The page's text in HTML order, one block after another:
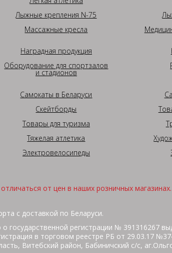
Лыжные крепления N-75
Массажные кресла
Наградная продукция
Оборудование для спортзалов
и стадионов
Самокаты в Беларуси
Скейтборды
Товары для туризма
Тяжелая атлетика
Электровелосипеды
от цен в наших розничных магазинах.
с доставкой по Беларуси.
государственной регистрации № 391316267
в торговом реестре РБ от 29.03.17
Витебский район, Бабиничский с/с,